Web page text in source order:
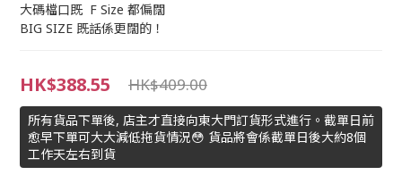
大碼檔口既  F Size 都偏闊
BIG SIZE 既話係更闊的！
HK$388.55 HK$409.00
所有貨品下單後, 店主才直接向東大門訂貨形式進行。截單日前
愈早下單可大大減低拖貨情況😳 貨品將會係截單日後大約8個
工作天左右到貨